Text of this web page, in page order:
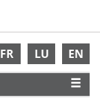
FR LU EN